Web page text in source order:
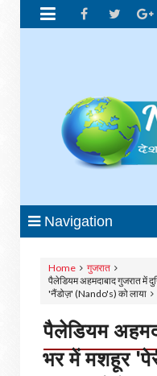

Navigation
Home
गुजरात
पैलेडियम अहमदाबाद गुजरात में
'नैंडोज़' (Nando's) को लाया
पैलेडियम
भर में मशहूर